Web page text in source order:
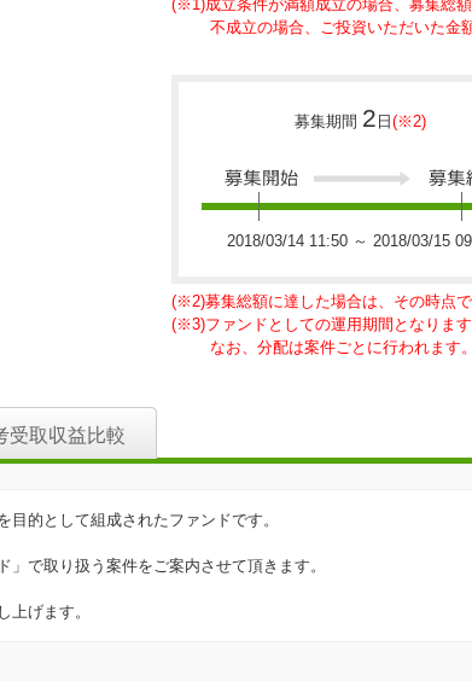
(※1)成立条件が満額成立の場合、募集総
不成立の場合、ご投資いただいた金
募集期間 2 日(※2)
2018/03/14 11:50 ～ 2018/03/15
(※2)募集総額に達した場合は、その時点で
(※3)ファンドとしての運用期間となりま
なお、分配は案件ごとに行われます。
受取収益比較
的として組成されたファンドです。
で取り扱う案件をご案内させて頂きます。
上げます。